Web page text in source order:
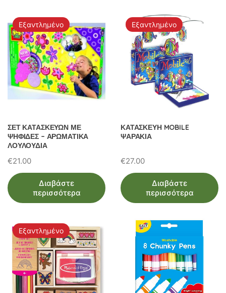
Εξαντλημένο
ΣΕΤ ΚΑΤΑΣΚΕΥΩΝ ΜΕ
ΨΗΦΙΔΕΣ – ΑΡΩΜΑΤΙΚΑ
ΛΟΥΛΟΥΔΙΑ
€21.00
Διαβάστε
περισσότερα
Εξαντλημένο
ΚΑΤΑΣΚΕΥΗ MOBILE
ΨΑΡΑΚΙΑ
€27.00
Διαβάστε
περισσότερα
Εξαντλημένο